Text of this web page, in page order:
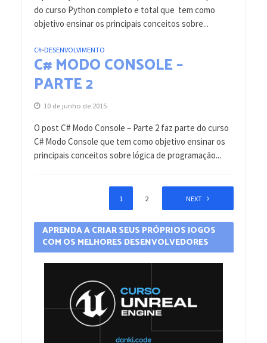
do curso Python completo e total que tem como
objetivo ensinar os principais conceitos sobre...
C#•DESENVOLVIMENTO
C# MODO CONSOLE –
PARTE 2
10 de junho de 2015
O post C# Modo Console – Parte 2 faz parte do curso
C# Modo Console que tem como objetivo ensinar os
principais conceitos sobre lógica de programação...
1 2 NEXT
APRENDA A CRIAR SEUS PRÓPRIOS JOGOS
COM OS MELHORES DESENVOLVEDORES